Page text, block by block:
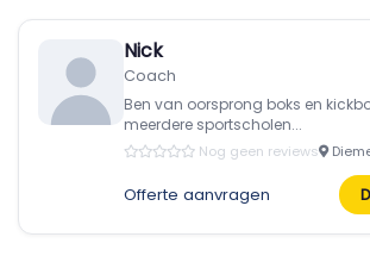
Nick
Coach
Ben van oorsprong boks en
meerdere sportscholen...
Nog geen reviews
Offerte aanvragen